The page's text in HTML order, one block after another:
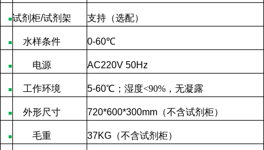
■试剂柜/试剂架 支持（选配）
■ 水样条件 0-60℃
■ 电源 AC220V 50Hz
■ 工作环境 5-60℃ ；湿度<90% ，无凝露
■ 外形尺寸 720*600*300mm （不含试剂柜）
■ 毛重 37KG （不含试剂柜）